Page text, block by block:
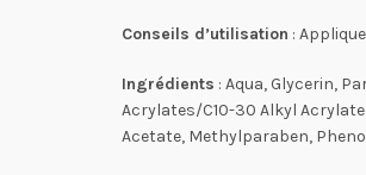
Conseils d’utilisation :
Ingrédients : Aqua, Glycerin,
Acrylates/C10-30 Alkyl
Acetate, Methylparaben,